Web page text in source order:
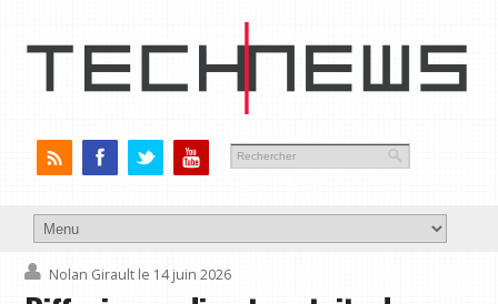
Nolan Girault le 14 juin 2026